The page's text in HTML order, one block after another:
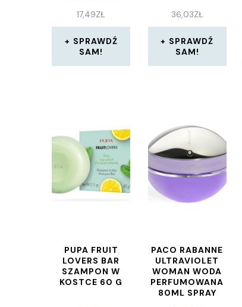
17,49ZŁ
SPRAWDŹ
SAM!
36,03ZŁ
SPRAWDŹ
SAM!
PUPA FRUIT
LOVERS BAR
SZAMPON W
KOSTCE 60 G
PACO RABANNE
ULTRAVIOLET
WOMAN WODA
PERFUMOWANA
80ML SPRAY